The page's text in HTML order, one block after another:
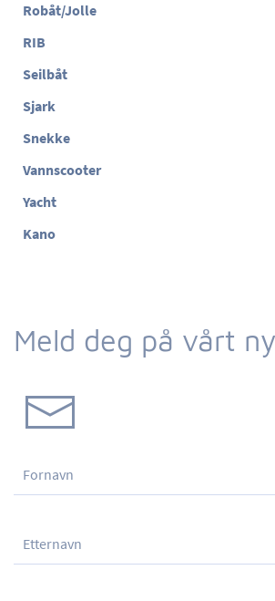
Robåt/Jolle
RIB
Seilbåt
Sjark
Snekke
Vannscooter
Yacht
Kano
Meld deg på vårt